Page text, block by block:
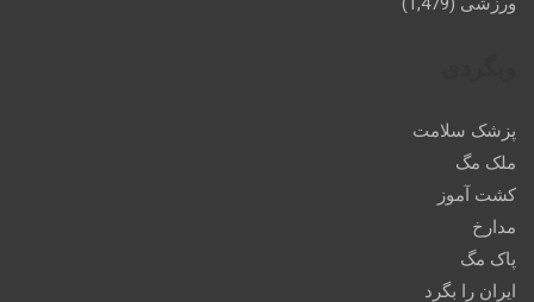
پزشک سلامت
ملک مگ
کشت آموز
مدارخ
پاک مگ
ایران را بگرد